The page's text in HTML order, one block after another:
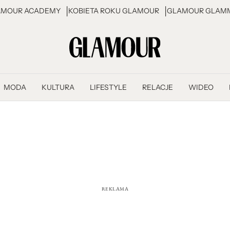
ACADEMY KOBIETA ROKU GLAMOUR GLAMOUR
MODA KULTURA LIFESTYLE RELACJE WIDEO